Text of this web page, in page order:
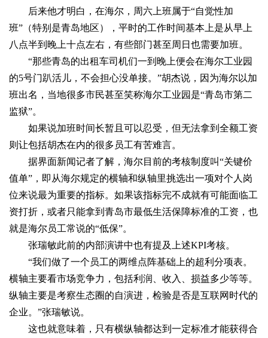
后来他才明白，在海尔，周六上班属于“自觉性加
班”（特别是青岛地区），平时的工作时间基本上是从早上
八点半到晚上十点左右，有些部门甚至周日也需要加班。
“那些青岛的出租车司机们一到晚上便会在海尔工业园
的5号门趴活儿，不会担心没单接。”胡杰说，因为海尔以加
班出名，当地很多市民甚至笑称海尔工业园是“青岛市第二
监狱”。
如果说加班时间长暂且可以忍受，但无法拿到全额工资
则让包括胡杰在内的很多员工有苦难言。
据界面新闻记者了解，海尔目前的考核制度叫“关键价
值单”，即从海尔规定的横轴和纵轴里挑选出一项对个人岗
位来说最为重要的指标。如果该指标完不成就有可能面临工
资打折，或者只能拿到青岛市最低生活保障标准的工资，也
就是海尔员工常说的“低保”。
张瑞敏此前的内部演讲中也有提及上述KPI考核。
“我们做了一个员工的两维点阵基础上的超利分项表。
横轴主要看市场竞争力，包括利润、收入、损益多少等等。
纵轴主要是考察生态圈的自演进，检验是否是互联网时代的
企业。”张瑞敏说。
这也就意味着，只有横纵轴都达到一定标准才能获得合